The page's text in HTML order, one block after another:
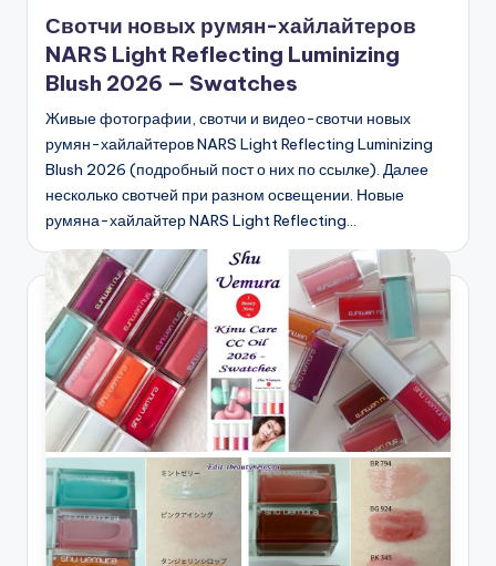
Свотчи новых румян-хайлайтеров
NARS Light Reflecting Luminizing
Blush 2026 — Swatches
Живые фотографии, свотчи и видео-свотчи новых
румян-хайлайтеров NARS Light Reflecting Luminizing
Blush 2026 (подробный пост о них по ссылке). Далее
несколько свотчей при разном освещении. Новые
румяна-хайлайтер NARS Light Reflecting…